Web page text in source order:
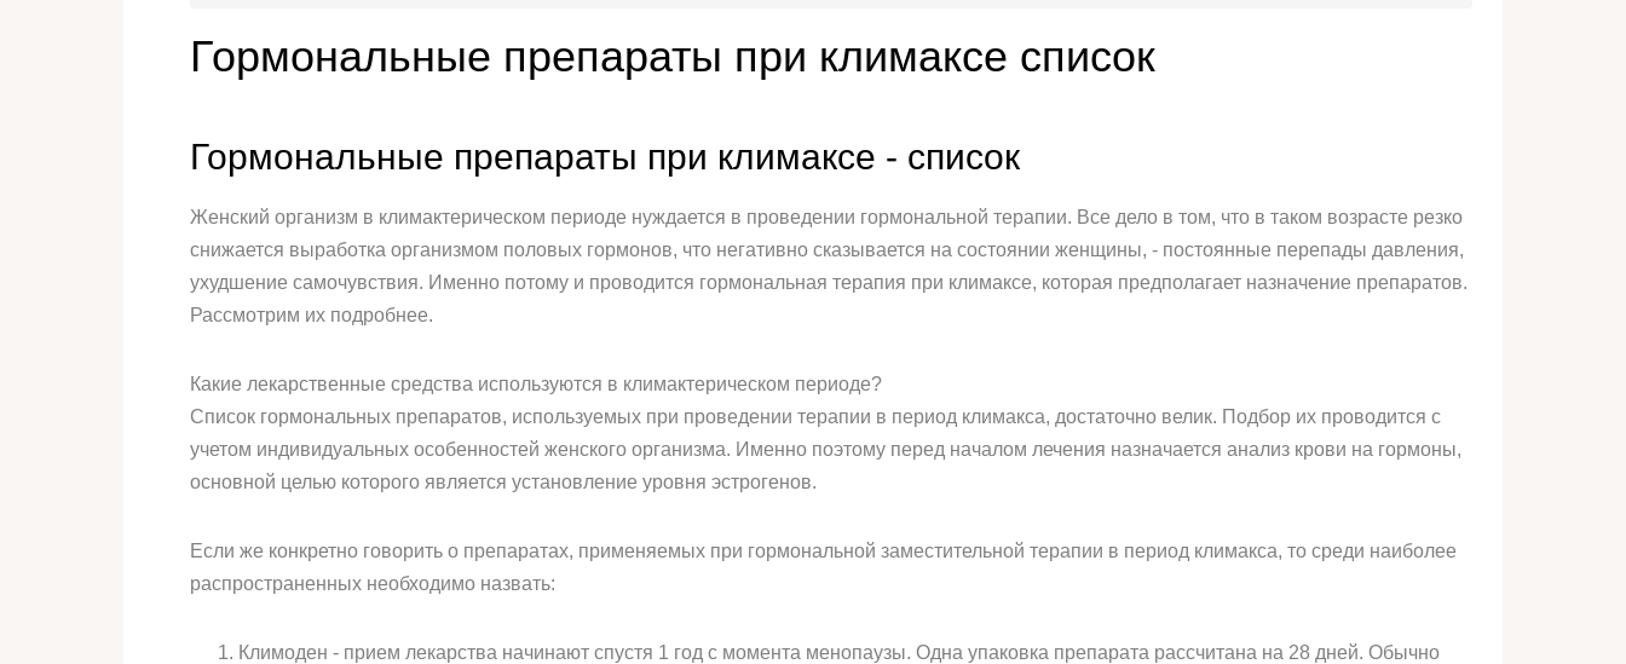
Гормональные препараты при климаксе список
Гормональные препараты при климаксе - список
Женский организм в климактерическом периоде нуждается в проведении гормональной терапии. Все дело в том, что в таком возрасте резко
снижается выработка организмом половых гормонов, что негативно сказывается на состоянии женщины, - постоянные перепады давления,
ухудшение самочувствия. Именно потому и проводится гормональная терапия при климаксе, которая предполагает назначение препаратов.
Рассмотрим их подробнее.
Какие лекарственные средства используются в климактерическом периоде?
Список гормональных препаратов, используемых при проведении терапии в период климакса, достаточно велик. Подбор их проводится с
учетом индивидуальных особенностей женского организма. Именно поэтому перед началом лечения назначается анализ крови на гормоны,
основной целью которого является установление уровня эстрогенов.
Если же конкретно говорить о препаратах, применяемых при гормональной заместительной терапии в период климакса, то среди наиболее
распространенных необходимо назвать:
Климоден - прием лекарства начинают спустя 1 год с момента менопаузы. Одна упаковка препарата рассчитана на 28 дней. Обычно